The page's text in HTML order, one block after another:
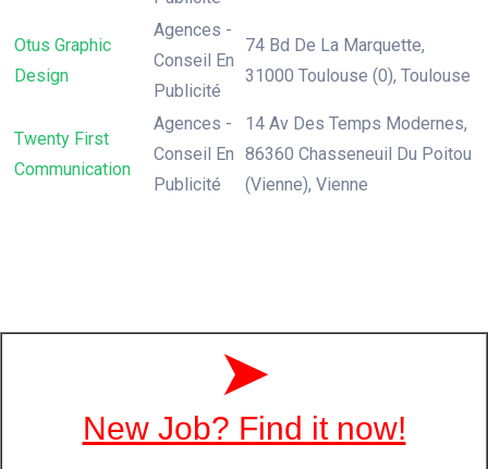
Otus Graphic
Design
Agences -
Conseil En
Publicité
74 Bd De La Marquette,
31000 Toulouse (0), Toulouse
Twenty First
Communication
Agences -
Conseil En
Publicité
14 Av Des Temps Modernes,
86360 Chasseneuil Du Poitou
(Vienne), Vienne